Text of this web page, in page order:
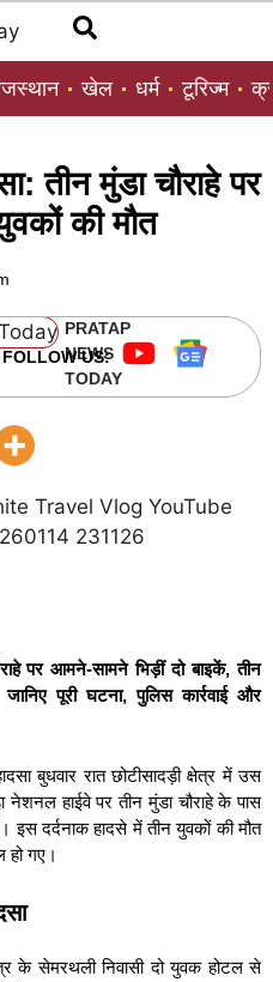
खेल धर्म टूरिज्म
तीन मुंडा चौराहे पर
की मौत
PRATAP
NEWS
TODAY
FOLLOW US:
पर आमने-सामने भिड़ीं दो बाइकें, तीन
पूरी घटना, पुलिस कार्रवाई और
बुधवार रात छोटीसादड़ी क्षेत्र में उस
नेशनल हाईवे पर तीन मुंडा चौराहे के पास
दर्दनाक हादसे में तीन युवकों की मौत
हो गए।
के सेमरथली निवासी दो युवक होटल से